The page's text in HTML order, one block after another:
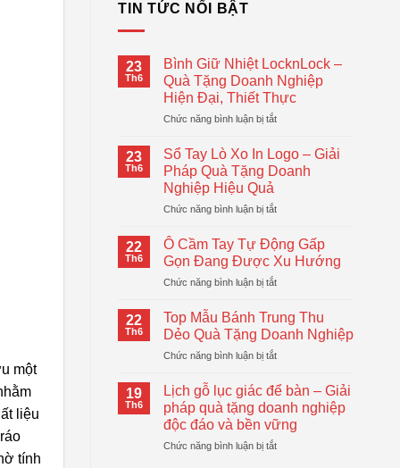
một
liệu
tính
TIN TỨC NỔI BẬT
23
Th6
Bình Giữ Nhiệt LocknLock –
Quà Tặng Doanh Nghiệp
Hiện Đại, Thiết Thực
Chức năng bình luận bị tắtở
Nhiệt
LocknLock
Quà
Doanh
Nghiệp
Hiện
Đại,
Thực
23
Th6
Sổ Tay Lò Xo In Logo – Giải
Pháp Quà Tặng Doanh
Nghiệp Hiệu Quả
Chức năng bình luận bị tắtở
Tay
Lò
Xo
In
–
Giải
Quà
Doanh
Nghiệp
Hiệu
Quả
22
Th6
Ô Cầm Tay Tự Động Gấp
Gọn Đang Được Xu Hướng
Chức năng bình luận bị tắtở
Tay
Tự
Động
Gọn
Đang
Được
Xu
Hướng
22
Th6
Top Mẫu Bánh Trung Thu
Dẻo Quà Tặng Doanh Nghiệp
Chức năng bình luận bị tắtở
Mẫu
Bánh
Trung
Thu
Dẻo
19
Th6
Lịch gỗ lục giác để bàn – Giải
pháp quà tặng doanh nghiệp
độc đáo và bền vững
Chức năng bình luận bị tắtở